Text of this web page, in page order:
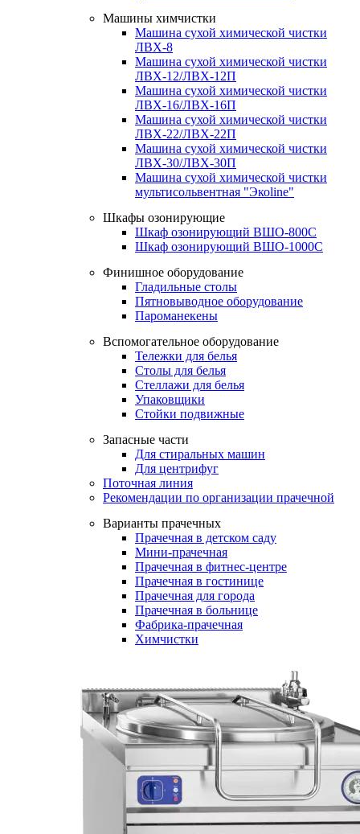
Машины химчистки
Машина сухой химической чистки
ЛВХ-8
Машина сухой химической чистки
ЛВХ-12/ЛВХ-12П
Машина сухой химической чистки
ЛВХ-16/ЛВХ-16П
Машина сухой химической чистки
ЛВХ-22/ЛВХ-22П
Машина сухой химической чистки
ЛВХ-30/ЛВХ-30П
Машина сухой химической чистки
мультисольвентная "Экоline"
Шкафы озонирующие
Шкаф озонирующий ВШО-800С
Шкаф озонирующий ВШО-1000С
Финишное оборудование
Гладильные столы
Пятновыводное оборудование
Пароманекены
Вспомогательное оборудование
Тележки для белья
Столы для белья
Стеллажи для белья
Упаковщики
Стойки подвижные
Запасные части
Для стиральных машин
Для центрифуг
Поточная линия
Рекомендации по организации прачечной
Варианты прачечных
Прачечная в детском саду
Мини-прачечная
Прачечная в фитнес-центре
Прачечная в гостинице
Прачечная для города
Прачечная в больнице
Фабрика-прачечная
Химчистки